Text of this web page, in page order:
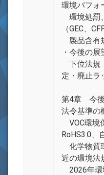
環境パフォ
環境処罰
（GEC、
製品含有
・今後の展
下位法規
定・廃止ラ
第4章 今後
法令基準の
VOC環境
RoHS3.0、
化学物質
近の環境法
2026年環